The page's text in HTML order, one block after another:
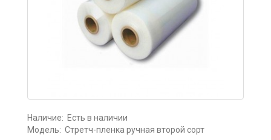
Наличие: Есть в наличии
Модель: Стретч-пленка ручная второй сорт